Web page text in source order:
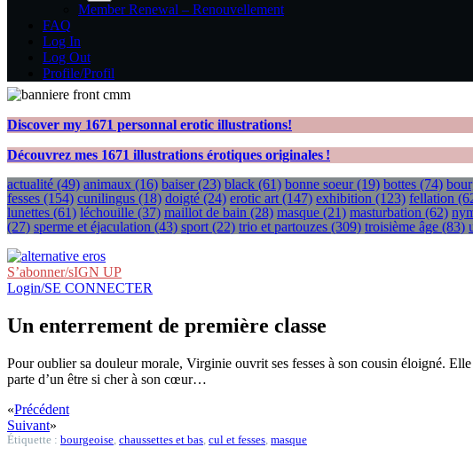
Member Renewal – Renouvellement
FAQ
Log In
Log Out
Profile/Profil
Discover my 1671 personnal erotic illustrations!
Découvrez mes 1671 illustrations érotiques originales !
actualité (49) animaux (16) baiser(23) black (61) bonne soeur(19) bottes (74)
fesses (154) cunilingus (18) doigté (24) erotic art (147) exhibition (123) fellation
lunettes (61) léchouille (37) maillot de bain (28) masque (21) masturbation (62)
(27) sperme et éjaculation (43) sport (22) trio et partouzes (309) troisième âge (83)
S’abonner/sIGN UP
Login/SE CONNECTER
Un enterrement de première classe
Pour oublier sa douleur morale, Virginie ouvrit ses fesses à son cousin éloigné.
parte d’un être si cher à son cœur…
«Précédent
Suivant»
Étiquette : bourgeoise chaussettes et bas cul et fesses masque